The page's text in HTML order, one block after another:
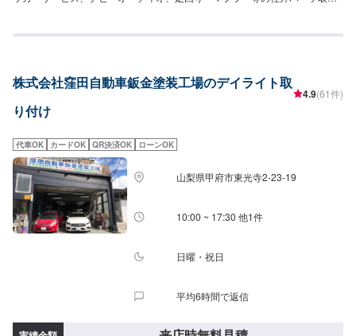
こすり傷、へこみ、クリア剥げを鈑金で修理いたします。--------------------------
込みについて◯新品・中古パーツのお持ち込み可能ですオファーにて詳細を
お送り頂きますようお願い致します。◯代車について◯代車無料貸出してお
ります。作業中は代車をご利用ください。燃料代はお客様にご負担頂いてお
株式会社窪田自動車鈑金塗装工場のデイライト取
り付け
4.9(61件)
代車OK カードOK QR決済OK ローンOK
山梨県甲府市東光寺2-23-19
10:00 ~ 17:30 他1件
日曜・祝日
平均6時間で返信